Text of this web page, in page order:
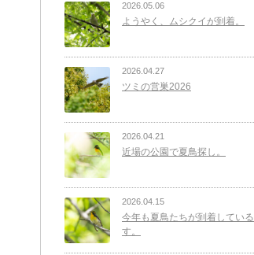
2026.05.06
ようやく、ムシクイが到着。
2026.04.27
ツミの営巣2026
2026.04.21
近場の公園で夏鳥探し。
2026.04.15
今年も夏鳥たちが到着してい
す。